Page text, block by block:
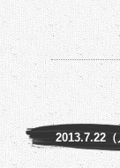
2013.7.22（